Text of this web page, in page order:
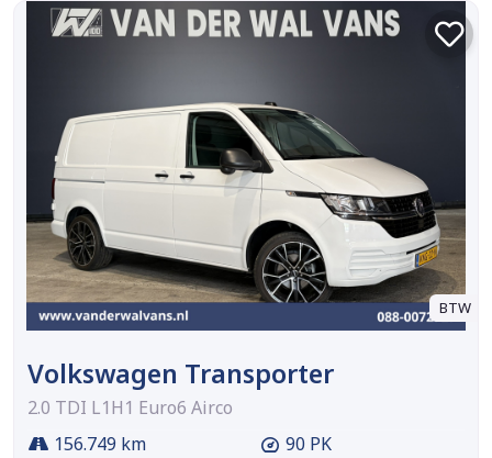
BTW
Volkswagen Transporter
2.0 TDI L1H1 Euro6 Airco
156.749 km
90 PK